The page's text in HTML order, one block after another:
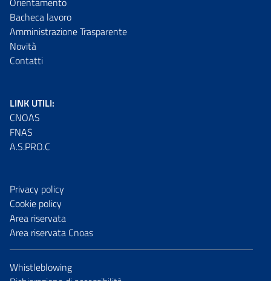
Bacheca lavoro
Amministrazione Trasparente
Novità
Contatti
LINK UTILI:
CNOAS
FNAS
A.S.PRO.C
Privacy policy
Cookie policy
Area riservata
Area riservata Cnoas
Whistleblowing